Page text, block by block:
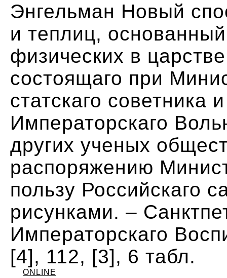
Энгельман Новый
и теплиц,
физических в
состоящаго при
статскаго советника
Императорскаго
других ученых
распоряжению
пользу Российскаго
рисунками. –
Императорскаго
[4], 112, [3], 6 табл.
ONLINE